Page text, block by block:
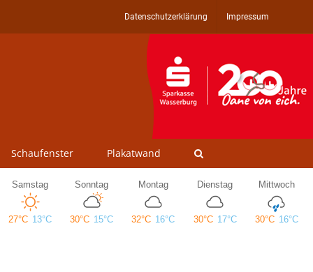
Datenschutzerklärung Impressum
Schaufenster Plakatwand